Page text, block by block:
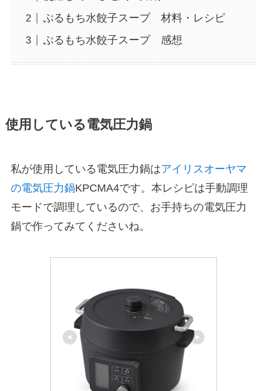
ぷるもち水餃子スープ 材料・レシピ
ぷるもち水餃子スープ 感想
使用している電気圧力鍋
私が使用している電気圧力鍋はアイリスオーヤマ
の電気圧力鍋KPCMA4です。本レシピは手動調理
モードで調理しているので、お手持ちの電気圧力
鍋で作ってみてくださいね。